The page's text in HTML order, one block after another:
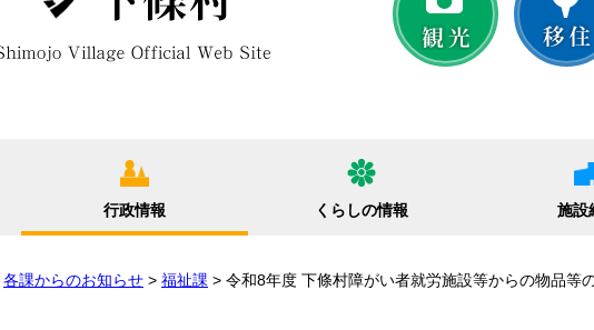
行政情報 くらしの情報 施設
各課からのお知らせ > 福祉課 > 令和8年度 下條村障がい者就労施設等からの物品等